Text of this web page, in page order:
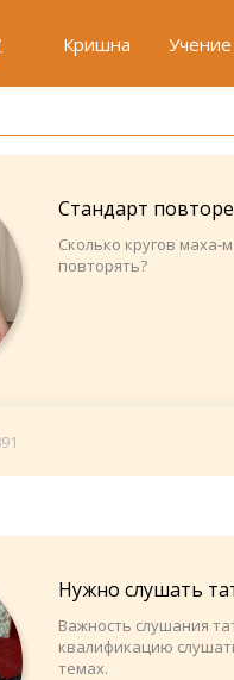
Кришна Учение
Стандарт
Сколько кругов
повторять?
Нужно слушать
Важность слушания
квалификацию
темах.